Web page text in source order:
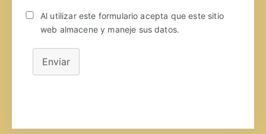
Al utilizar este formulario acepta que este sitio
web almacene y maneje sus datos.
Enviar